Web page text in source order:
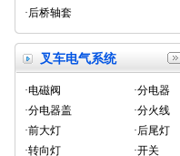
·后桥轴套
叉车电气系统
·电磁阀
·分电器
·分电器盖
·分火线
·前大灯
·后尾灯
·转向灯
·开关